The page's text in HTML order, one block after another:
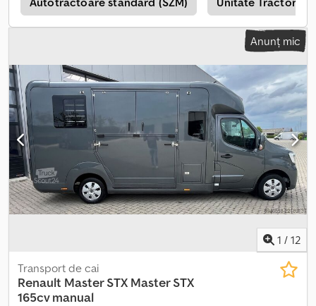
în anvelope, sistem de navigație, AKX CABINĂ DUBLĂ RENAULT
MASTER SL Marcă: AKX Dcedpeylxz Nefx Ahhsk Șasiu: Renault
Master Putere (CP): 170 GSR2 Masă maximă autorizată: 3,5 T L3
locuri, cu divizor central tip Stallion Layout pe șasiu Renault
Master cu transmisie manuală, 5 locuri în cabină. CULOARE:
PORSCHE GT SILVER METALLIC ECHIPAMENT: Control
temperatură Scaune din piele Deschidere dublă laterală
superioară STX Compartiment cai: * Podea robustă din cauciuc
cu etanșare 100% impermeabilă * Pardoseală compozită
rezistentă la apă * Echipare completă pentru armăsari, cu divizor
înalt * Divizor cu separare de cap înaltă, uși separate pentru
fiecare cal * Divizor complet reglabil la dreapta și la stânga, de ex.
pentru iapă și mânz * Posibilitate de lărgire a spațiului pentru cai
pe acoperiș * Iluminare LED zi-noapte * Diverse suporturi pentru
Anunț mic
1 / 12
Transport de cai
Renault Master STX Master STX
165cv manual